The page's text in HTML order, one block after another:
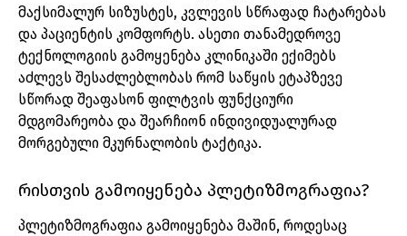
მაქსიმალურ სიზუსტეს, კვლევის სწრაფად ჩატარებას
და პაციენტის კომფორტს. ასეთი თანამედროვე
ტექნოლოგიის გამოყენება კლინიკაში ექიმებს
აძლევს შესაძლებლობას რომ საწყის ეტაპზევე
სწორად შეაფასონ ფილტვის ფუნქციური
მდგომარეობა და შეარჩიონ ინდივიდუალურად
მორგებული მკურნალობის ტაქტიკა.
რისთვის გამოიყენება პლეტიზმოგრაფია?
პლეტიზმოგრაფია გამოიყენება მაშინ, როდესაც